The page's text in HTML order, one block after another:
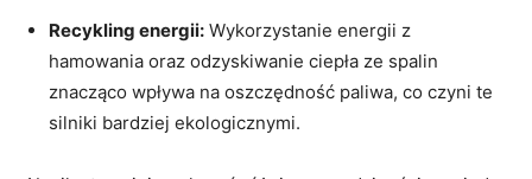
Recykling energii: Wykorzystanie energii z
hamowania oraz odzyskiwanie ‌ciepła ze spalin‍
znacząco ‍wpływa na oszczędność paliwa, co czyni te
silniki bardziej ekologicznymi.